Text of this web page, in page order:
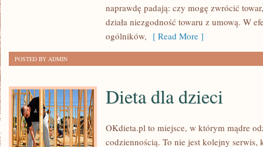
naprawdę padają: czy mogę zwrócić
działa niezgodność towaru z umową. W
ogólników, [ Read More ]
POSTED BY ADMIN
Dieta dla dzieci
OKdieta.pl to miejsce, w którym mądre
codziennością. To nie jest kolejny serwis,